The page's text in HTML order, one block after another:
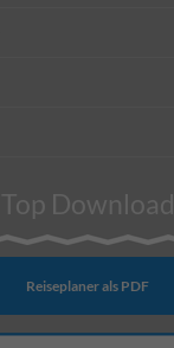
Top Download
Reiseplaner als PDF